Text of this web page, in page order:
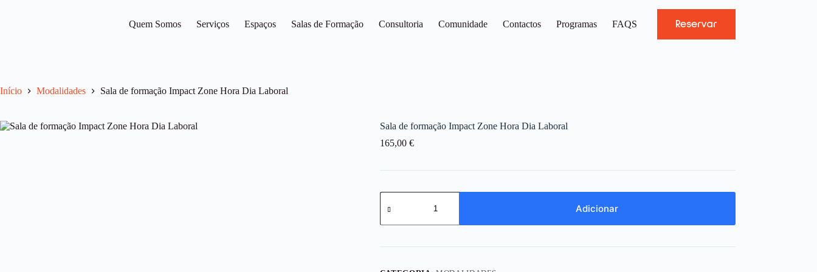
Quem Somos Serviços Espaços Salas de Formação Consultoria Comunidade Contactos Programas FAQS Reservar
Início Modalidades Sala de formação Impact Zone Hora Dia Laboral
Sala de formação Impact Zone Hora Dia Laboral
165,00 €
Quantidade
de
de
Impact
Hora
Adicionar